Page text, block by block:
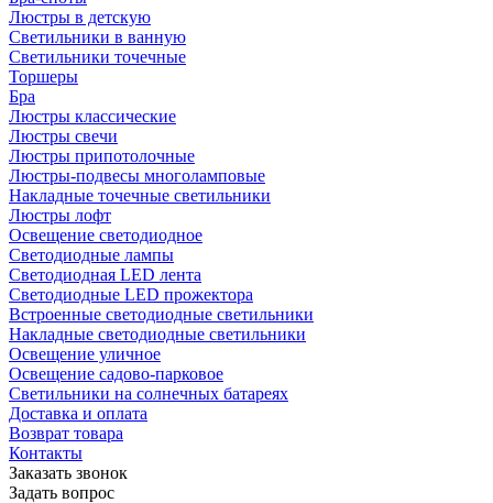
Люстры в детскую
Светильники в ванную
Светильники точечные
Торшеры
Бра
Люстры классические
Люстры свечи
Люстры припотолочные
Люстры-подвесы многоламповые
Накладные точечные светильники
Люстры лофт
Освещение светодиодное
Светодиодные лампы
Светодиодная LED лента
Светодиодные LED прожектора
Встроенные светодиодные светильники
Накладные светодиодные светильники
Освещение уличное
Освещение садово-парковое
Светильники на солнечных батареях
Доставка и оплата
Возврат товара
Контакты
Заказать звонок
Задать вопрос